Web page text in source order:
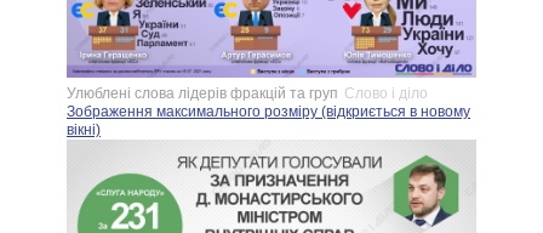
Улюблені слова лідерів фракцій та груп Слово і діло
Зображення максимального розміру (відкриється в новому
вікні)